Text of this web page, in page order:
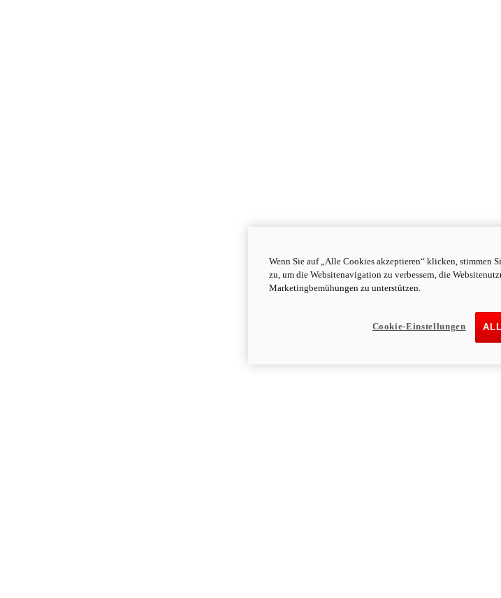
Wenn Sie auf „Alle Cookies akzeptieren“ klicken, stimmen
zu, um die Websitenavigation zu verbessern, die
Marketingbemühungen zu unterstützen.
Cookie-Einstellungen